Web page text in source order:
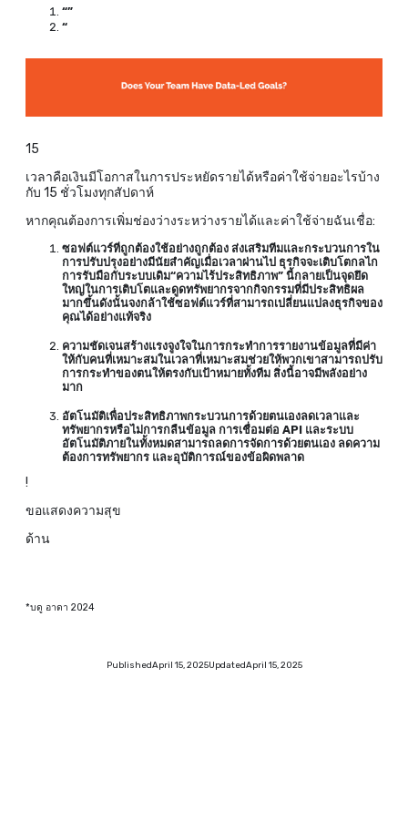
“”
“
15
เวลาคือเงินมีโอกาสในการประหยัดรายได้หรือค่าใช้จ่ายอะไรบ้าง
กับ 15 ชั่วโมงทุกสัปดาห์
หากคุณต้องการเพิ่มช่องว่างระหว่างรายได้และค่าใช้จ่ายฉันเชื่อ:
ซอฟต์แวร์ที่ถูกต้องใช้อย่างถูกต้อง ส่งเสริมทีมและกระบวนการใน
การปรับปรุงอย่างมีนัยสำคัญเมื่อเวลาผ่านไป ธุรกิจจะเติบโตกลไก
การรับมือกับระบบเดิม“ความไร้ประสิทธิภาพ” นี้กลายเป็นจุดยึด
ใหญ่ในการเติบโตและดูดทรัพยากรจากกิจกรรมที่มีประสิทธิผล
มากขึ้นดังนั้นจงกล้าใช้ซอฟต์แวร์ที่สามารถเปลี่ยนแปลงธุรกิจของ
คุณได้อย่างแท้จริง
ความชัดเจนสร้างแรงจูงใจในการกระทำการรายงานข้อมูลที่มีค่า
ให้กับคนที่เหมาะสมในเวลาที่เหมาะสมช่วยให้พวกเขาสามารถปรับ
การกระทำของตนให้ตรงกับเป้าหมายทั้งทีม สิ่งนี้อาจมีพลังอย่าง
มาก
อัตโนมัติเพื่อประสิทธิภาพกระบวนการด้วยตนเองลดเวลาและ
ทรัพยากรหรือไม่การกลืนข้อมูล การเชื่อมต่อ API และระบบ
อัตโนมัติภายในทั้งหมดสามารถลดการจัดการด้วยตนเอง ลดความ
ต้องการทรัพยากร และอุบัติการณ์ของข้อผิดพลาด
!
ขอแสดงความสุข
ด้าน
*บดู อาดา 2024
PublishedApril 15, 2025UpdatedApril 15, 2025